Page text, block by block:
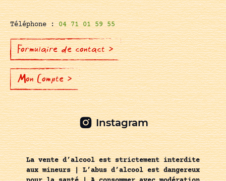
Téléphone :04 71 01 59 55
Formulaire de contact >
Mon Compte >
Instagram
La vente d’alcool est strictement interdite
aux mineurs | L’abus d’alcool est dangereux